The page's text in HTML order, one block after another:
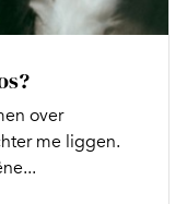
over
me liggen.